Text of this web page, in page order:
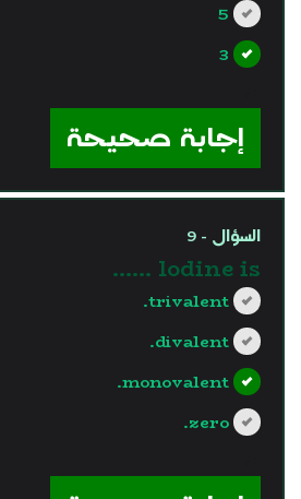
5
3
إجابة صحيحة
السؤال - 9
lodine is ……
trivalent.
divalent.
monovalent.
zero.